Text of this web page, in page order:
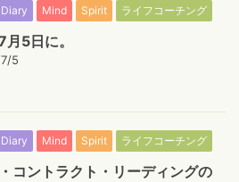
Diary Mind Spirit ライフコーチング
5日に。
5
Diary Mind Spirit ライフコーチング
コントラクト・リーディングの